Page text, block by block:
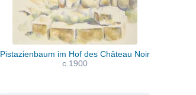
Pistazienbaum im Hof des Château Noir
c.1900